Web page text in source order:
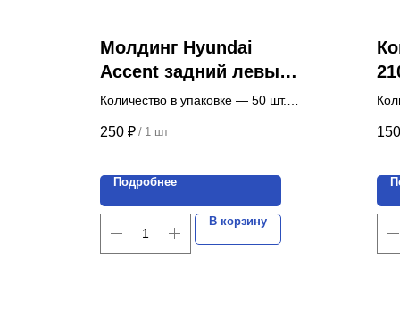
Молдинг Hyundai
Accent задний левый с
клипсами (5 шт.)
Количество в упаковке — 50 шт.
250 ₽ / 1 шт
Подробнее
В корзину
150